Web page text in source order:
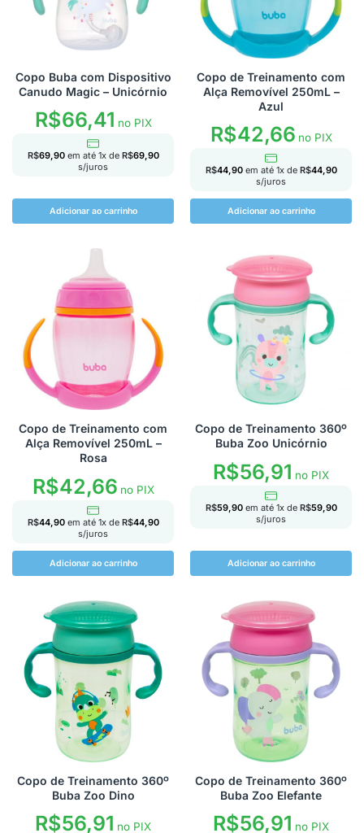
Copo Buba com Dispositivo
Canudo Magic – Unicórnio
R$66,41 no PIX
R$69,90 em até 1x de R$69,90
s/juros
Adicionar ao carrinho
Copo de Treinamento com
Alça Removível 250mL –
Azul
R$42,66no PIX
R$44,90 em até 1x de R$44,90
s/juros
Adicionar ao carrinho
Copo de Treinamento com
Alça Removível 250mL –
Rosa
R$42,66no PIX
R$44,90 em até 1x de R$44,90
s/juros
Adicionar ao carrinho
Copo de Treinamento 360º
Buba Zoo Unicórnio
R$56,91 no PIX
R$59,90 em até 1x de R$59,90
s/juros
Adicionar ao carrinho
Copo de Treinamento 360º
Buba Zoo Dino
R$56,91 no PIX
Copo de Treinamento 360º
Buba Zoo Elefante
R$56,91 no PIX